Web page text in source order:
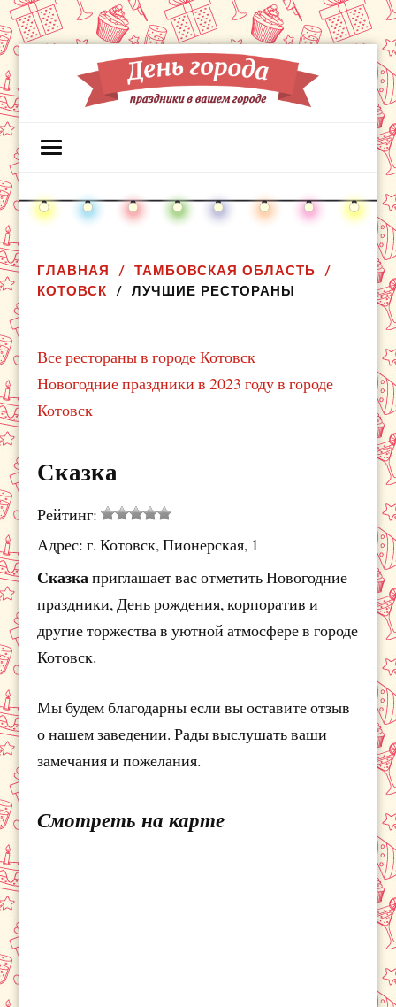
ГЛАВНАЯ
ТАМБОВСКАЯ ОБЛАСТЬ
КОТОВСК
ЛУЧШИЕ РЕСТОРАНЫ
Все рестораны в городе Котовск
Новогодние праздники в 2023 году в городе
Котовск
Сказка
Рейтинг:
Адрес: г. Котовск, Пионерская, 1
Сказкаприглашает вас отметить Новогодние
праздники, День рождения, корпоратив и
другие торжества в уютной атмосфере в городе
Котовск.
Мы будем благодарны если вы оставите отзыв
о нашем заведении. Рады выслушать ваши
замечания и пожелания.
Смотреть на карте